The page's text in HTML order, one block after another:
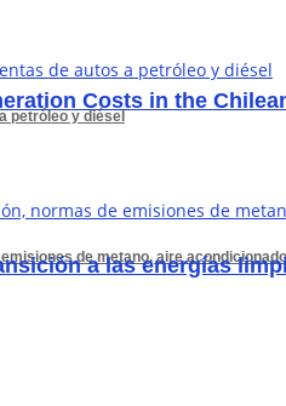
Costs in the
a las energías
petróleo y diésel
de metano, aire